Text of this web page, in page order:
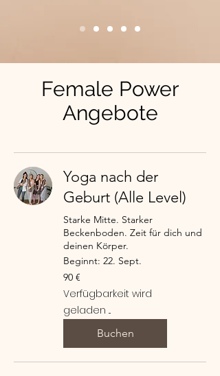
Female Power
Angebote
Yoga nach der
Geburt (Alle Level)
Starke Mitte. Starker
Beckenboden. Zeit für dich und
deinen Körper.
Beginnt: 22. Sept.
90
Euro
90 €
Verfügbarkeit wird
geladen ...
Buchen